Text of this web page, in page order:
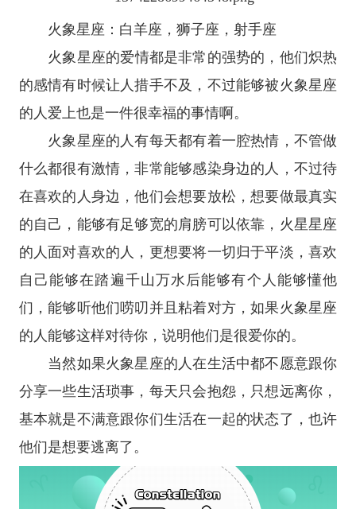
火象星座 ： 白羊座 ， 狮子座 ， 射手座
火象星座的爱情都是非常的强势的，他们炽热
的感情有时候让人措手不及，不过能够被火象星座
的人爱上也是一件很幸福的事情啊。
火象星座的人有每天都有着一腔热情，不管做
什么都很有激情，非常能够感染身边的人，不过待
在喜欢的人身边，他们会想要放松，想要做最真实
的自己，能够有足够宽的肩膀可以依靠，火星星座
的人面对喜欢的人，更想要将一切归于平淡，喜欢
自己能够在踏遍千山万水后能够有个人能够懂他
们，能够听他们唠叨并且粘着对方，如果火象星座
的人能够这样对待你，说明他们是很爱你的。
当然如果火象星座的人在生活中都不愿意跟你
分享一些生活琐事，每天只会抱怨，只想远离你，
基本就是不满意跟你们生活在一起的状态了，也许
他们是想要逃离了。